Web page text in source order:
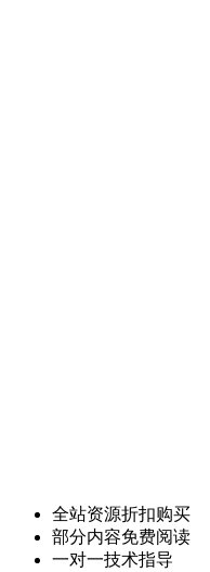
全站资源折扣购买
部分内容免费阅读
一对一技术指导